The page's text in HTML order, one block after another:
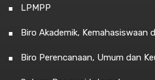
LPMPP
Biro Akademik, Kemahasiswaan
Biro Perencanaan, Umum dan